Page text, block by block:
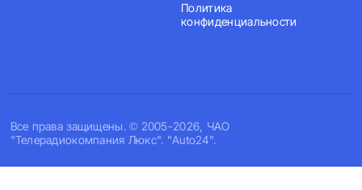
Все права защищены. © 2005-2026, ЧАО
"Телерадиокомпания Люкс". "Auto24".
Политика
конфиденциальности